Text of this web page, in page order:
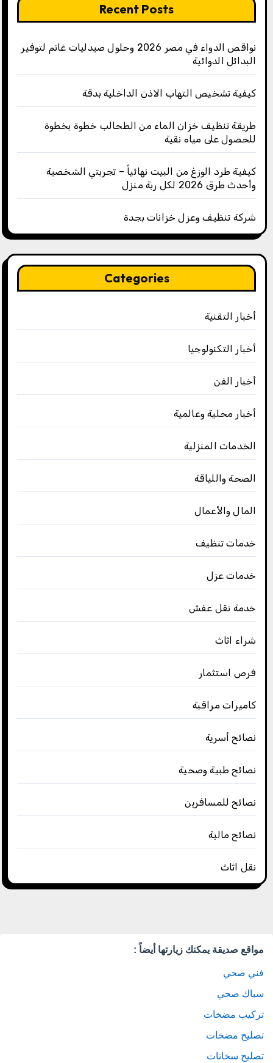
Recent Posts
نواقص الدواء في مصر 2026 وحلول صيدليات غانم لتوفير
البدائل الدوائية
كيفية تشخيص التهاب الاذن الداخلية بدقة
طريقة تنظيف خزان الماء من الطحالب خطوة بخطوة
للحصول على مياه نقية
كيفية طرد الوزغ من البيت نهائياً – تجربتي الشخصية
وأحدث طرق 2026 لكل ربة منزل
شركة تنظيف وعزل خزانات بجدة
Categories
أخبار التقنية
أخبار التكنولوجيا
أخبار الفن
أخبار محلية وعالمية
الخدمات المنزلية
الصحة واللياقة
المال والأعمال
خدمات تنظيف
خدمات عزل
خدمة نقل عفش
شراء اثاث
فرص استثمار
كاميرات مراقبة
نصائح أسرية
نصائح طبية وصحية
نصائح للمسافرين
نصائح مالية
نقل اثاث
مواقع صديقة يمكنك زيارتها أيضاً :
فني صحي
سباك صحي
تركيب مضخات
تصليح مضخات
تصليح سخانات